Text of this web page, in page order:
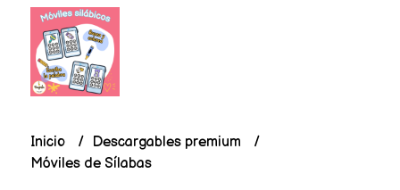
Inicio
Descargables premium
Móviles de Sílabas